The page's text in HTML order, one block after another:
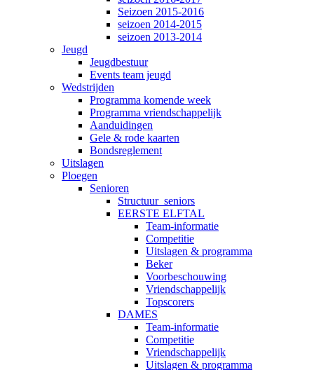
Seizoen 2015-2016
seizoen 2014-2015
seizoen 2013-2014
Jeugd
Jeugdbestuur
Events team jeugd
Wedstrijden
Programma komende week
Programma vriendschappelijk
Aanduidingen
Gele & rode kaarten
Bondsreglement
Uitslagen
Ploegen
Senioren
Structuur_seniors
EERSTE ELFTAL
Team-informatie
Competitie
Uitslagen & programma
Beker
Voorbeschouwing
Vriendschappelijk
Topscorers
DAMES
Team-informatie
Competitie
Vriendschappelijk
Uitslagen & programma